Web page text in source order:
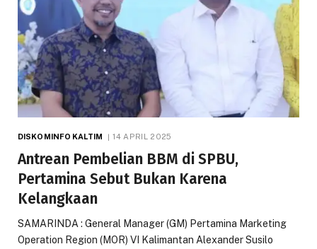
DISKOMINFO KALTIM 14 APRIL 2025
Antrean Pembelian BBM di SPBU,
Pertamina Sebut Bukan Karena
Kelangkaan
SAMARINDA : General Manager (GM) Pertamina Marketing
Operation Region (MOR) VI Kalimantan Alexander Susilo